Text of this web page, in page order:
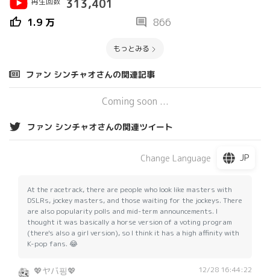
313,401
thumb_up 1.9 万 comment 866
もっとみる
ファン シンチャオさんの関連記事
Coming soon ...
ファン シンチャオさんの関連ツイート
Change Language JP
At the racetrack, there are people who look like masters with
DSLRs, jockey masters, and those waiting for the jockeys. There
are also popularity polls and mid-term announcements. I
thought it was basically a horse version of a voting program
(there's also a girl version), so I think it has a high affinity with
K-pop fans. 😂
💖ヤバ핑💖 12/28 16:44:22